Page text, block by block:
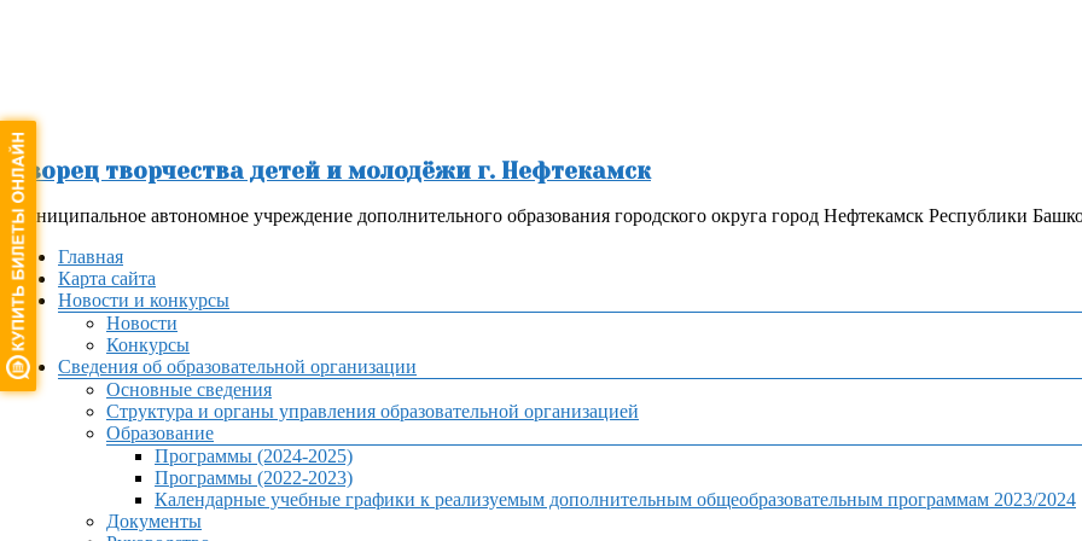
Дворец творчества детей и молодёжи г. Нефтекамск
Муниципальное автономное учреждение дополнительного образования городского округа город Нефтекамск Республики
МенюГлавная
Карта сайта
Новости и конкурсы
Новости
Конкурсы
Сведения об образовательной организации
Основные сведения
Структура и органы управления образовательной организацией
Образование
Программы (2024-2025)
Программы (2022-2023)
Календарные учебные графики к реализуемым дополнительным общеобразовательным программам 2023/2024
Документы